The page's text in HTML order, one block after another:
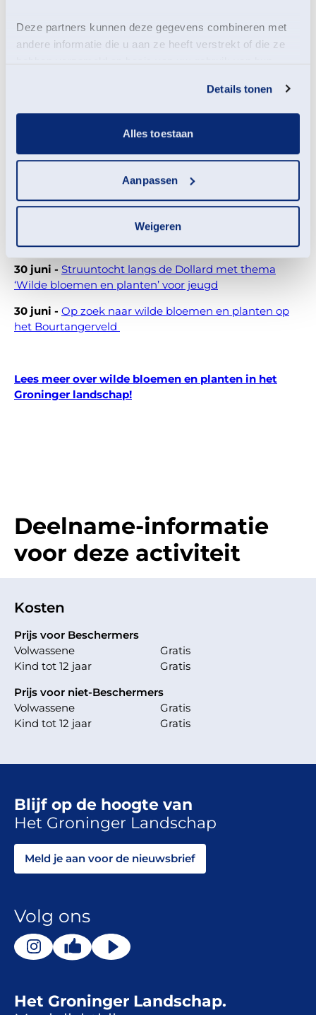
Deze partners kunnen deze gegevens combineren met
andere informatie die u aan ze heeft verstrekt of die ze
Details tonen
Alles toestaan
Aanpassen
Weigeren
aan om zeker te zijn van een plekje.
Wildplukken op Landgoed Ennemaborg
12 juni -
Wildplukken in Leinwijk
29 juni -Wildplukken bij Steenfabriek Rusthoven
Zomerwandeling 'Wilde bloemen en planten'
op Landgoed Ennemaborg
30 juni - Struuntocht langs de Dollard met thema
‘Wilde bloemen en planten’ voor jeugd
30 juni - Op zoek naar wilde bloemen en planten op
het Bourtangerveld
Lees meer over wilde bloemen en planten in het
Groninger landschap!
Deelname-informatie
voor deze activiteit
Kosten
Prijs voor Beschermers
Volwassene
Gratis
Kind tot 12 jaar
Gratis
Prijs voor niet-Beschermers
Volwassene
Gratis
Kind tot 12 jaar
Gratis
Het Groninger Landschap.
Blijf op de hoogte van
Het Groninger Landschap
Meld je aan voor de nieuwsbrief
Volg ons